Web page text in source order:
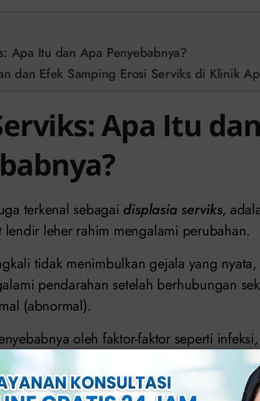
Apa Itu dan Apa Penyebabnya?
dan Efek Samping Erosi Serviks di Klinik
Apa Itu
terkenal sebagai displasia serviks,
lendir leher rahim mengalami perubahan.
tidak menimbulkan gejala yang
pendarahan setelah berhubungan
(abnormal).
oleh faktor-faktor seperti